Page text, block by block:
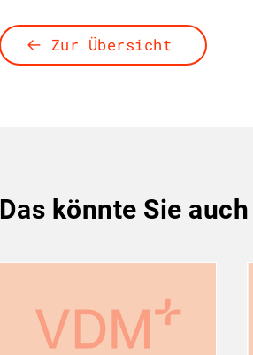
Zur Übersicht
Das könnte Sie